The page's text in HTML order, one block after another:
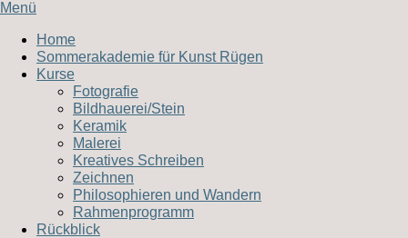
Menü
Home
Sommerakademie für Kunst Rügen
Kurse
Fotografie
Bildhauerei/Stein
Keramik
Malerei
Kreatives Schreiben
Zeichnen
Philosophieren und Wandern
Rahmenprogramm
Rückblick